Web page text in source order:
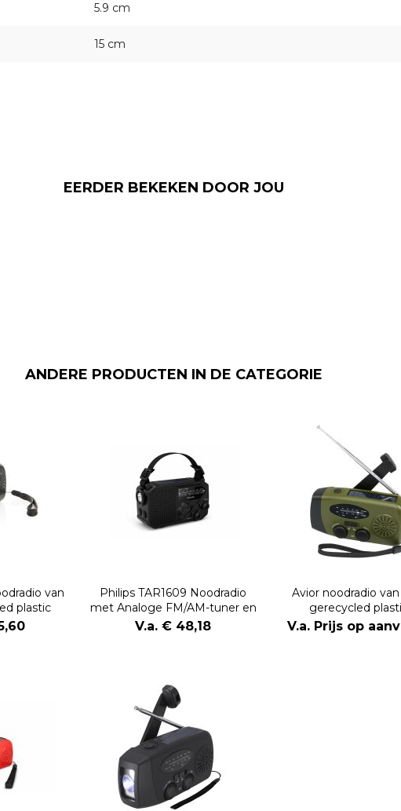
5.9 cm
15 cm
EERDER BEKEKEN DOOR JOU
ANDERE PRODUCTEN IN DE CATEGORIE
van
plastic
Philips TAR1609 Noodradio
met Analoge FM/AM-tuner en
Zaklamp
V.a. € 48,18
Avior noodradio van
gerecycled
V.a. Prijs op